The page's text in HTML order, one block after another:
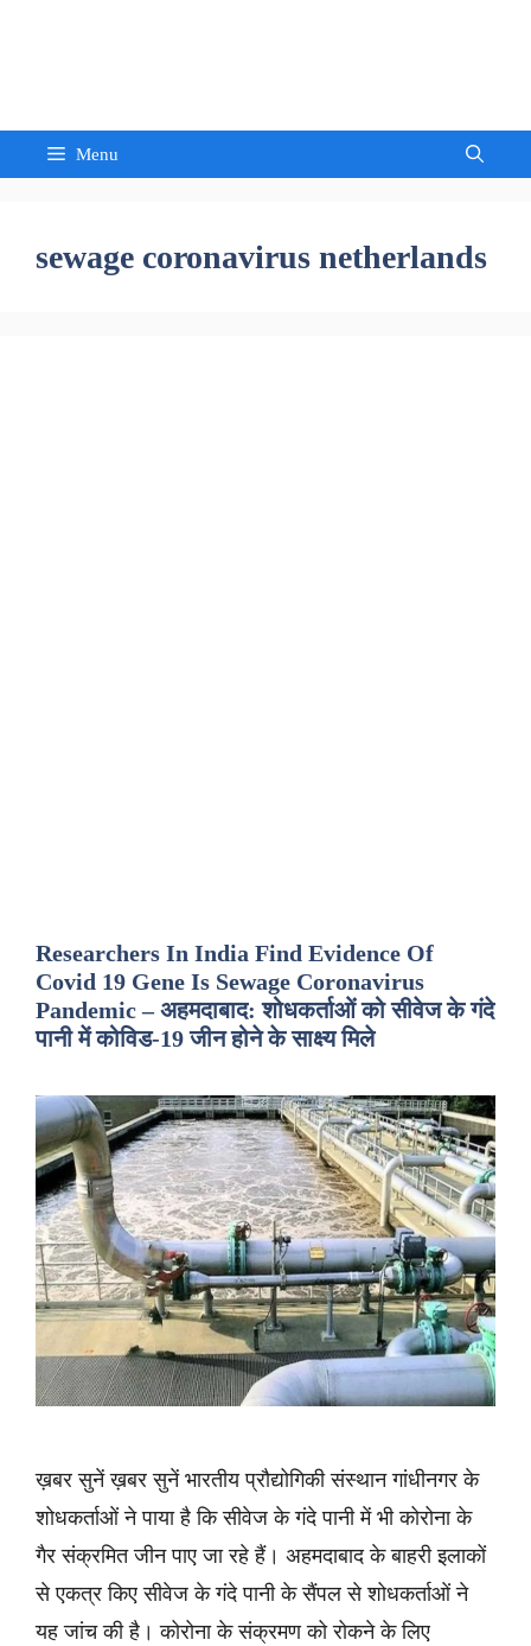
Menu
sewage coronavirus netherlands
Researchers In India Find Evidence Of
Covid 19 Gene Is Sewage Coronavirus
Pandemic – अहमदाबाद: शोधकर्ताओं को सीवेज के गंदे
पानी में कोविड-19 जीन होने के साक्ष्य मिले
ख़बर सुनें ख़बर सुनें भारतीय प्रौद्योगिकी संस्थान गांधीनगर के
शोधकर्ताओं ने पाया है कि सीवेज के गंदे पानी में भी कोरोना के
गैर संक्रमित जीन पाए जा रहे हैं। अहमदाबाद के बाहरी इलाकों
से एकत्र किए सीवेज के गंदे पानी के सैंपल से शोधकर्ताओं ने
यह जांच की है। कोरोना के संक्रमण को रोकने के लिए